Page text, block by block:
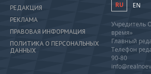
РЕДАКЦИЯ
РЕКЛАМА
ПРАВОВАЯ ИНФОРМАЦИЯ
ПОЛИТИКА О ПЕРСОНАЛЬНЫХ
ДАННЫХ
RU EN
Учредитель
время»
Главный
Телефон
90-80